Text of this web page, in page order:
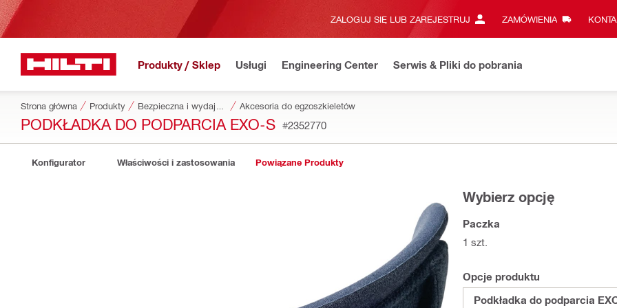
ZALOGUJ SIĘ LUB ZAREJESTRUJ ZAMÓWIENIA
Produkty / Sklep Usługi Engineering Center Serwis & Pliki do pobrania
Strona główna Produkty Akcesoria do egzoszkieletów
PODKŁADKA DO PODPARCIA EXO-S #2352770
Konfigurator Właściwości i zastosowania Powiązane Produkty
Wybierz opcję
Paczka
1 szt.
Opcje produktu
Podkładka do podparcia